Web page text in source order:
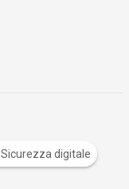
Sicurezza digitale